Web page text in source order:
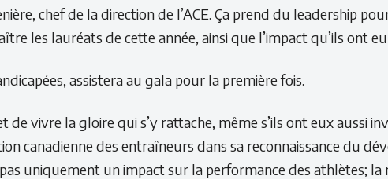
chef de la direction de l’ACE. Ça prend du leadership
les lauréats de cette année, ainsi que l’impact qu’ils ont
assistera au gala pour la première fois.
vivre la gloire qui s’y rattache, même s’ils ont eux aussi
canadienne des entraîneurs dans sa reconnaissance du
uniquement un impact sur la performance des athlètes; la